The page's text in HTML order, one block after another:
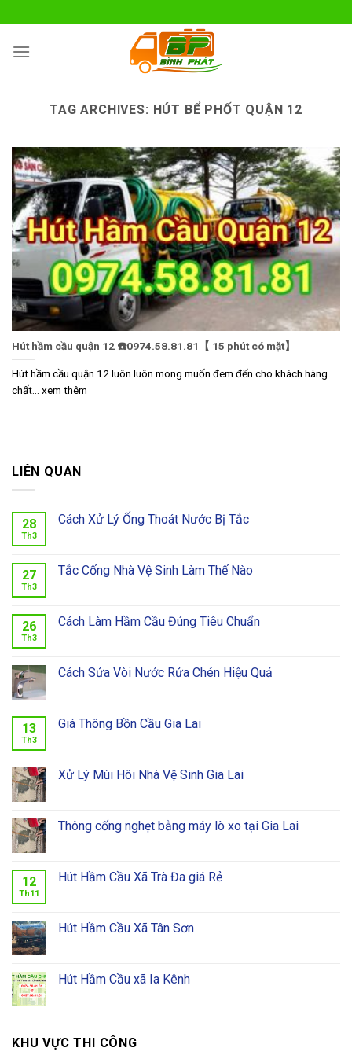
to
content
TAG ARCHIVES: HÚT BỂ PHỐT QUẬN 12
Hút hầm cầu quận 12 ☎️0974.58.81.81【 15 phút có mặt】
Hút hầm cầu quận 12 luôn luôn mong muốn đem đến cho khách hàng
chất... xem thêm
LIÊN QUAN
28
Th3
Cách Xử Lý Ống Thoát Nước Bị Tắc
27
Th3
Tắc Cống Nhà Vệ Sinh Làm Thế Nào
26
Th3
Cách Làm Hầm Cầu Đúng Tiêu Chuẩn
Cách Sửa Vòi Nước Rửa Chén Hiệu Quả
13
Th3
Giá Thông Bồn Cầu Gia Lai
Xử Lý Mùi Hôi Nhà Vệ Sinh Gia Lai
Thông cống nghẹt bằng máy lò xo tại Gia Lai
12
Th11
Hút Hầm Cầu Xã Trà Đa giá Rẻ
Hút Hầm Cầu Xã Tân Sơn
Hút Hầm Cầu xã Ia Kênh
KHU VỰC THI CÔNG